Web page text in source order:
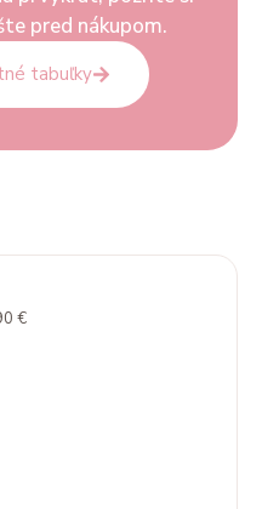
pred nákupom.
tabuľky
€